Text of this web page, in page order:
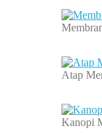
Atap
Kanopi